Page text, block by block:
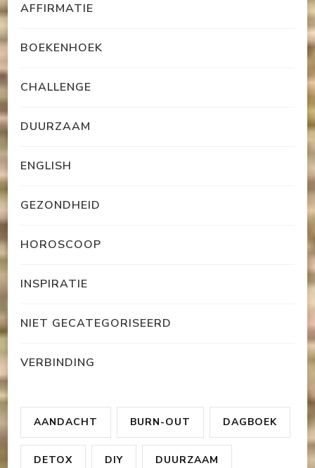
AFFIRMATIE
BOEKENHOEK
CHALLENGE
DUURZAAM
ENGLISH
GEZONDHEID
HOROSCOOP
INSPIRATIE
NIET GECATEGORISEERD
VERBINDING
AANDACHT BURN-OUT DAGBOEK
DETOX DIY DUURZAAM